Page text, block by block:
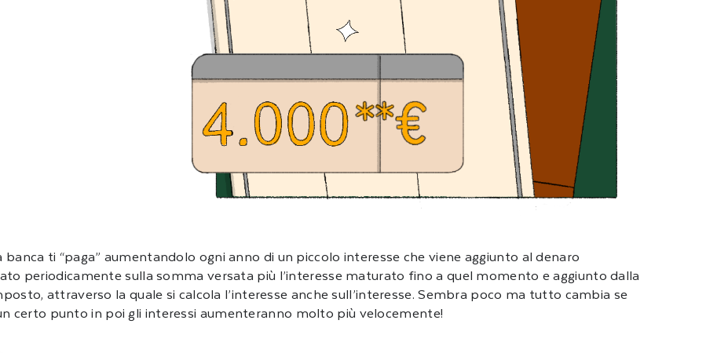
ti “paga” aumentandolo ogni anno di un piccolo interesse che viene aggiunto al denaro
periodicamente sulla somma versata più l’interesse maturato fino a quel momento e aggiunto dalla
attraverso la quale si calcola l’interesse anche sull’interesse. Sembra poco ma tutto cambia se
certo punto in poi gli interessi aumenteranno molto più velocemente!